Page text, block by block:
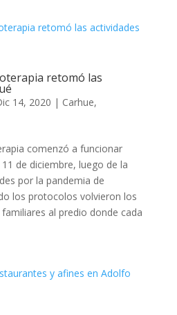
retomó las
14, 2020 | Carhue,
comenzó a funcionar
de diciembre, luego de la
por la pandemia de
los protocolos volvieron los
al predio donde cada